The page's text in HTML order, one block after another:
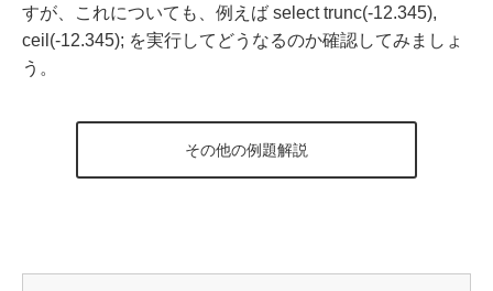
すが、これについても、例えば select trunc(-12.345),
ceil(-12.345); を実行してどうなるのか確認してみましょ
う。
その他の例題解説